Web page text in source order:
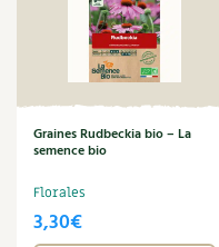
Carnets de saison
Compléments
Dossier4 saisons
Actualités
Graines Rudbeckia bio – La
semence bio
Florales
3,30€